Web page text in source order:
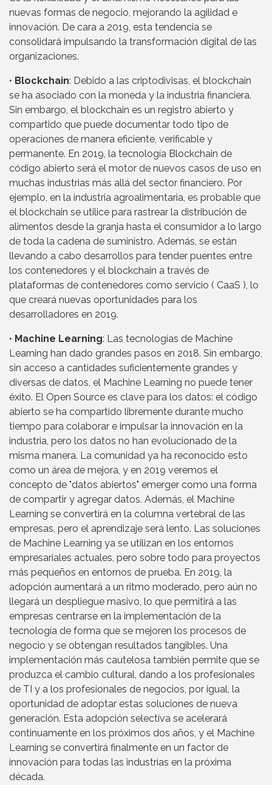
nuevas formas de negocio, mejorando la agilidad e
innovación. De cara a 2019, esta tendencia se
consolidará impulsando la transformación digital de las
organizaciones.
• Blockchain: Debido a las criptodivisas, el blockchain
se ha asociado con la moneda y la industria financiera.
Sin embargo, el blockchain es un registro abierto y
compartido que puede documentar todo tipo de
operaciones de manera eficiente, verificable y
permanente. En 2019, la tecnología Blockchain de
código abierto será el motor de nuevos casos de uso en
muchas industrias más allá del sector financiero. Por
ejemplo, en la industria agroalimentaria, es probable que
el blockchain se utilice para rastrear la distribución de
alimentos desde la granja hasta el consumidor a lo largo
de toda la cadena de suministro. Además, se están
llevando a cabo desarrollos para tender puentes entre
los contenedores y el blockchain a través de
plataformas de contenedores como servicio ( CaaS ), lo
que creará nuevas oportunidades para los
desarrolladores en 2019.
• Machine Learning: Las tecnologías de Machine
Learning han dado grandes pasos en 2018. Sin embargo,
sin acceso a cantidades suficientemente grandes y
diversas de datos, el Machine Learning no puede tener
éxito. El Open Source es clave para los datos: el código
abierto se ha compartido libremente durante mucho
tiempo para colaborar e impulsar la innovación en la
industria, pero los datos no han evolucionado de la
misma manera. La comunidad ya ha reconocido esto
como un área de mejora, y en 2019 veremos el
concepto de "datos abiertos" emerger como una forma
de compartir y agregar datos. Además, el Machine
Learning se convertirá en la columna vertebral de las
empresas, pero el aprendizaje será lento. Las soluciones
de Machine Learning ya se utilizan en los entornos
empresariales actuales, pero sobre todo para proyectos
más pequeños en entornos de prueba. En 2019, la
adopción aumentará a un ritmo moderado, pero aún no
llegará un despliegue masivo, lo que permitirá a las
empresas centrarse en la implementación de la
tecnología de forma que se mejoren los procesos de
negocio y se obtengan resultados tangibles. Una
implementación más cautelosa también permite que se
produzca el cambio cultural, dando a los profesionales
de TI y a los profesionales de negocios, por igual, la
oportunidad de adoptar estas soluciones de nueva
generación. Esta adopción selectiva se acelerará
continuamente en los próximos dos años, y el Machine
Learning se convertirá finalmente en un factor de
innovación para todas las industrias en la próxima
década.